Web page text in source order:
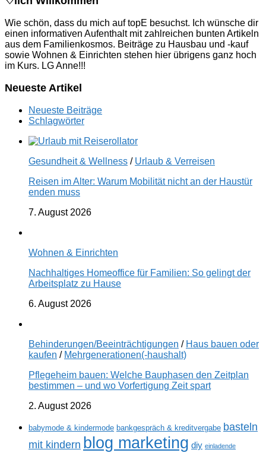
Wie schön, dass du mich auf topE besuchst. Ich wünsche dir
einen informativen Aufenthalt mit zahlreichen bunten Artikeln
aus dem Familienkosmos. Beiträge zu Hausbau und -kauf
sowie Wohnen & Einrichten stehen hier übrigens ganz hoch
im Kurs. LG Anne!!!
Neueste Artikel
Neueste Beiträge
Schlagwörter
Gesundheit & Wellness / Urlaub & Verreisen
Reisen im Alter: Warum Mobilität nicht an der Haustür
enden muss
7. August 2026
Wohnen & Einrichten
Nachhaltiges Homeoffice für Familien: So gelingt der
Arbeitsplatz zu Hause
6. August 2026
Behinderungen/Beeinträchtigungen / Haus bauen oder
kaufen / Mehrgenerationen(-haushalt)
Pflegeheim bauen: Welche Bauphasen den Zeitplan
bestimmen – und wo Vorfertigung Zeit spart
2. August 2026
babymode & kindermode bankgespräch & kreditvergabe basteln
mit kindern blog marketing diy einladende